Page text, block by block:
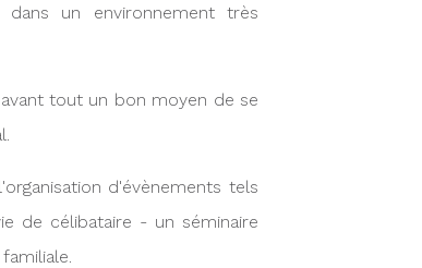
un environnement très
tout un bon moyen de se
d'évènements tels
de célibataire - un séminaire